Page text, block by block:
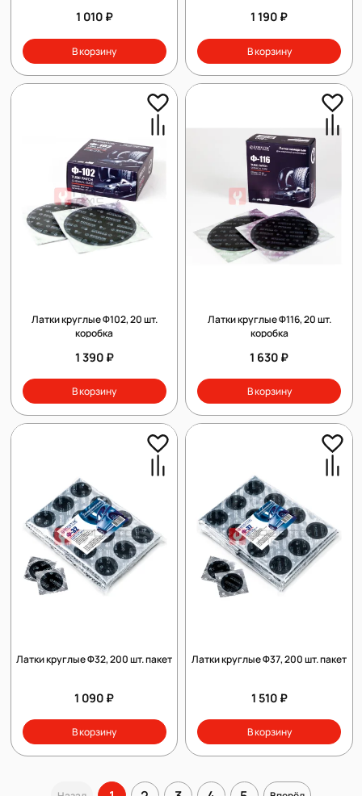
1 010 ₽
В корзину
1 190 ₽
В корзину
Латки круглые Ф102, 20 шт.
коробка
1 390 ₽
В корзину
Латки круглые Ф116, 20 шт.
коробка
1 630 ₽
В корзину
Латки круглые Ф32, 200 шт. пакет
1 090 ₽
В корзину
Латки круглые Ф37, 200 шт. пакет
1 510 ₽
В корзину